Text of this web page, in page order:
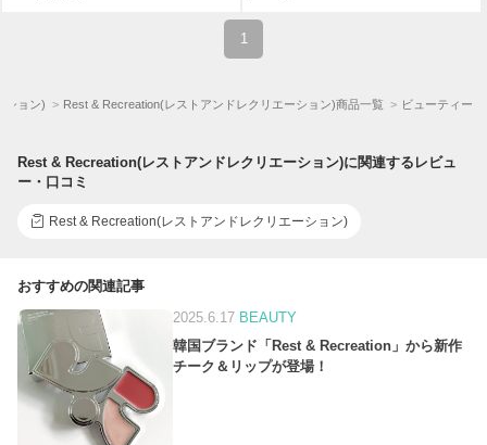
1
ション) Rest & Recreation(レストアンドレクリエーション)商品一覧 ビューティー
Rest & Recreation(レストアンドレクリエーション)に関連するレビュ
ー・口コミ
Rest & Recreation(レストアンドレクリエーション)
おすすめの関連記事
2025.6.17 BEAUTY
韓国ブランド「Rest & Recreation」から新作
チーク＆リップが登場！